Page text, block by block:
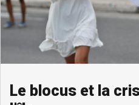
Le blocus et la